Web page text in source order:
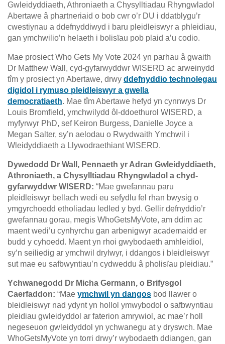
Gwleidyddiaeth, Athroniaeth a Chysylltiadau Rhyngwladol
Abertawe â phartneriaid o bob cwr o’r DU i ddatblygu’r
cwestiynau a ddefnyddiwyd i baru pleidleiswyr a phleidiau,
gan ymchwilio’n helaeth i bolisïau pob plaid a’u codio.
Mae prosiect Who Gets My Vote 2024 yn parhau â gwaith
Dr Matthew Wall, cyd-gyfarwyddwr WISERD ac arweinydd
tîm y prosiect yn Abertawe, drwy ddefnyddio technolegau
digidol i rymuso pleidleiswyr a gwella
democratiaeth. Mae tîm Abertawe hefyd yn cynnwys Dr
Louis Bromfield, ymchwilydd ôl-ddoethurol WISERD, a
myfyrwyr PhD, sef Keiron Burgess, Danielle Joyce a
Megan Salter, sy’n aelodau o Rwydwaith Ymchwil i
Wleidyddiaeth a Llywodraethiant WISERD.
Dywedodd Dr Wall, Pennaeth yr Adran Gwleidyddiaeth,
Athroniaeth, a Chysylltiadau Rhyngwladol a chyd-
gyfarwyddwr WISERD: “Mae gwefannau paru
pleidleiswyr bellach wedi eu sefydlu fel rhan bwysig o
ymgyrchoedd etholiadau ledled y byd. Gellir defnyddio’r
gwefannau gorau, megis WhoGetsMyVote, am ddim ac
maent wedi’u cynhyrchu gan arbenigwyr academaidd er
budd y cyhoedd. Maent yn rhoi gwybodaeth amhleidiol,
sy’n seiliedig ar ymchwil drylwyr, i ddangos i bleidleiswyr
sut mae eu safbwyntiau’n cydweddu â pholisïau pleidiau.”
Ychwanegodd Dr Micha Germann, o Brifysgol
Caerfaddon: “Mae ymchwil yn dangos bod llawer o
bleidleiswyr nad ydynt yn hollol ymwybodol o safbwyntiau
pleidiau gwleidyddol ar faterion amrywiol, ac mae’r holl
negeseuon gwleidyddol yn ychwanegu at y dryswch. Mae
WhoGetsMyVote yn torri drwy’r wybodaeth ddiangen, gan